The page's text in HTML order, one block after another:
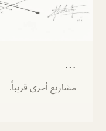
…
مشاريع أخرى قريباً.